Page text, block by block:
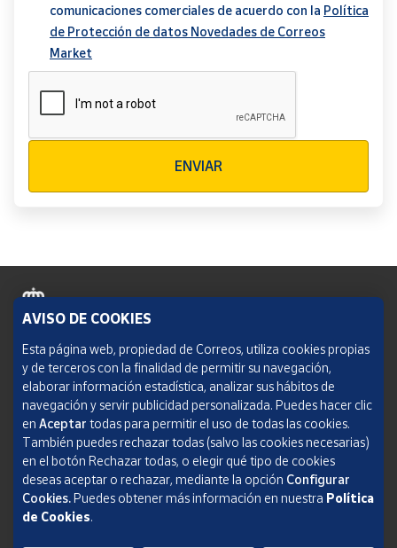
comunicaciones comerciales de acuerdo con la Política
de Protección de datos Novedades de Correos
Market
ENVIAR
Política de cookies
Aviso legal
Condiciones del servicio
Política de Privacidad Web
Informe de transparencia
SOCIEDAD ESTATAL CORREOS Y TELÉGRAFOS, S.A., S.M.E. Todos los derechos
AVISO DE COOKIES
Esta página web, propiedad de Correos, utiliza cookies propias
y de terceros con la finalidad de permitir su navegación,
elaborar información estadística, analizar sus hábitos de
navegación y servir publicidad personalizada. Puedes hacer clic
en Aceptar todas para permitir el uso de todas las cookies.
También puedes rechazar todas (salvo las cookies necesarias)
en el botón Rechazar todas, o elegir qué tipo de cookies
deseas aceptar o rechazar, mediante la opción Configurar
Cookies.Puedes obtener más información en nuestra Política
de Cookies.